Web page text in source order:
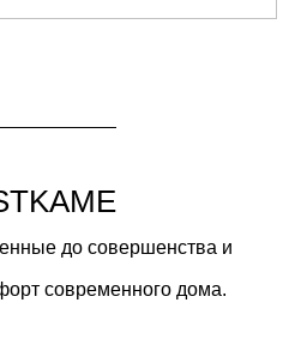
до совершенства и
современного дома.